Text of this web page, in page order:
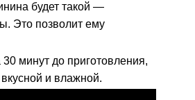
будет такой —
Это позволит ему
минут до приготовления,
и влажной.